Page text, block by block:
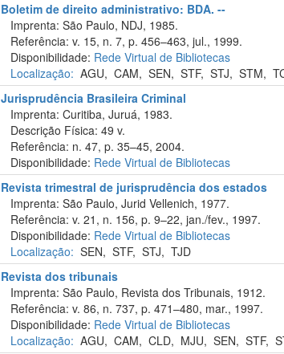
Boletim de direito administrativo: BDA. --
Imprenta: São Paulo, NDJ, 1985.
Referência: v. 15, n. 7, p. 456–463, jul., 1999.
Disponibilidade: Rede Virtual de Bibliotecas
Localização: AGU,CAM,SEN,STF,STJ,STM,
Jurisprudência Brasileira Criminal
Imprenta: Curitiba, Juruá, 1983.
Descrição Física: 49 v.
Referência: n. 47, p. 35–45, 2004.
Disponibilidade: Rede Virtual de Bibliotecas
Revista trimestral de jurisprudência dos estados
Imprenta: São Paulo, Jurid Vellenich, 1977.
Referência: v. 21, n. 156, p. 9–22, jan./fev., 1997.
Disponibilidade: Rede Virtual de Bibliotecas
Localização: SEN,STF,STJ,TJD
Revista dos tribunais
Imprenta: São Paulo, Revista dos Tribunais, 1912.
Referência: v. 86, n. 737, p. 471–480, mar., 1997.
Disponibilidade: Rede Virtual de Bibliotecas
Localização: AGU,CAM,CLD, MJU,SEN,STF,